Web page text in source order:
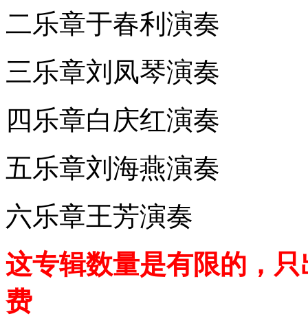
二乐章于春利演奏
三乐章刘凤琴演奏
四乐章白庆红演奏
五乐章刘海燕演奏
六乐章王芳演奏
这专辑数量是有限的，
费